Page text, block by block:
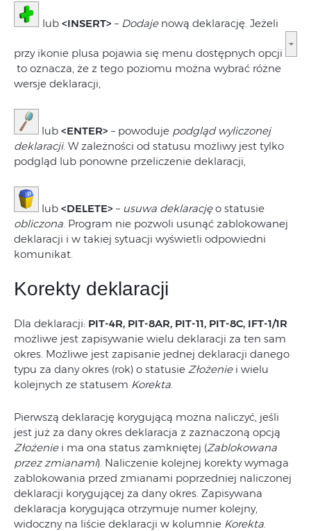
lub <INSERT> – Dodajenową deklarację. Jeżeli
przy ikonie plusa pojawia się menu dostępnych opcji
to oznacza, że z tego poziomu można wybrać różne
wersje deklaracji,
lub <ENTER> – powoduje podgląd wyliczonej
deklaracji. W zależności od statusu możliwy jest tylko
podgląd lub ponowne przeliczenie deklaracji,
lub <DELETE> – usuwa deklaracjęo statusie
obliczona. Program nie pozwoli usunąć zablokowanej
deklaracji i w takiej sytuacji wyświetli odpowiedni
komunikat.
Korekty deklaracji
Dla deklaracji: PIT-4R, PIT-8AR, PIT-11, PIT-8C, IFT-1/1R
możliwe jest zapisywanie wielu deklaracji za ten sam
okres. Możliwe jest zapisanie jednej deklaracji danego
typu za dany okres (rok) o statusie Złożeniei wielu
kolejnych ze statusem Korekta.
Pierwszą deklarację korygującą można naliczyć, jeśli
jest już za dany okres deklaracja z zaznaczoną opcją
Złożeniei ma ona status zamkniętej (Zablokowana
przez zmianami). Naliczenie kolejnej korekty wymaga
zablokowania przed zmianami poprzedniej naliczonej
deklaracji korygującej za dany okres. Zapisywana
deklaracja korygująca otrzymuje numer kolejny,
widoczny na liście deklaracji w kolumnie Korekta.